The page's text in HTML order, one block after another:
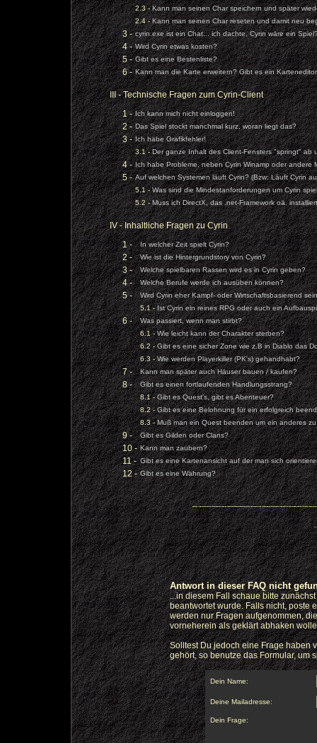
2.3 -Kann man seinen Char speichern und später
2.4 -Kann man seinen Char reseten und damit neu
3 - cyrin.exe ist ein Chat... ich dachte, Cyrin wäre ein
4 - Wird Cyrin etwas kosten?
5 - Gibt es eine Bestenliste?
6 - Kann man die Karte erweitern? Gibt es ein
III - Technische Fragen zum Cyrin-Client
1 - Ich kann mich nicht einloggen!
2 - Das Spiel stockt manchmal kurz, woran liegt das?
3 - Ich habe Grafikfehler!
3.1 -Der ganze Inhalt des Client-Fensters "springt" ab
4 - Ich habe Probleme, neben Cyrin Winamp oder andere
5 - Auf welchen Systemen läuft Cyrin? (Bzw: Läuft Cyrin
5.1 -Was sind die Mindestanforderungen um Cyrin
5.2 -Muss ich DirectX, das .net-Framework oä.
IV - Inhaltliche Fragen zu Cyrin
1 -
In welcher Zeit spielt Cyrin?
2 - Wie ist die Hintergrundstory von Cyrin?
3 - Welche spielbaren Rassen wird es in Cyrin geben?
4 - Welche Berufe werde ich ausüben können?
5 -
Wird Cyrin eher Kampf- oder Wirtschaftsbasierend
5.1 -Ist Cyrin ein reines RPG oder auch ein
6 -
Was passiert, wenn man stirbt?
6.1 -Wie leicht kann der Charakter sterben?
6.2 -Gibt es eine sicher Zone wie z.B in Diablo das
6.3 -Wie werden Playerkiller (PK's) gehandhabt?
7 - Kann man später auch Häuser bauen / kaufen?
8 -
Gibt es einen fortlaufenden Handlungsstrang?
8.1 -Gibt es Quest's, gibt es Abenteuer?
8.2 -Gibt es eine Belohnung für ein erfolgreich
8.3 -Muß man ein Quest beenden um ein anderes
9 - Gibt es Gilden oder Clans?
10 - Kann man zaubern?
11 - Gibt es eine Kartenansicht auf der man sich
12 - Gibt es eine Währung?
Antwort in dieser FAQ nicht
...in diesem Fall schaue bitte
beantwortet wurde. Falls nicht, poste
werden nur Fragen aufgenommen,
vorneherein als geklärt abhaken
Solltest Du jedoch eine Frage haben
gehört, so benutze das Formular, um
Dein Name:
Deine Mailadresse:
Dein Frage: